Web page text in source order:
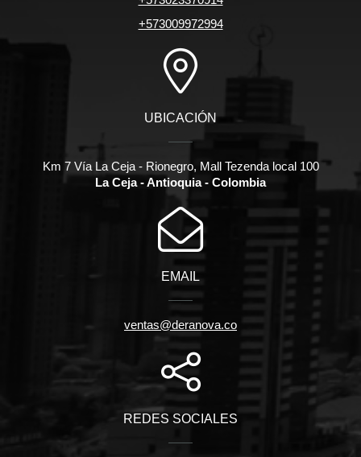
+573009972994
UBICACIÓN
Km 7 Vía La Ceja - Rionegro, Mall Tezenda local 100
La Ceja - Antioquia - Colombia
EMAIL
ventas@deranova.co
REDES SOCIALES